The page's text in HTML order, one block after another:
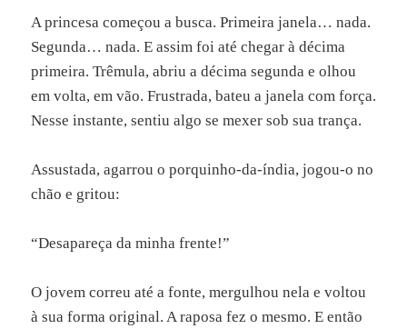
A princesa começou a busca. Primeira janela… nada.
Segunda… nada. E assim foi até chegar à décima
primeira. Trêmula, abriu a décima segunda e olhou
em volta, em vão. Frustrada, bateu a janela com força.
Nesse instante, sentiu algo se mexer sob sua trança.
Assustada, agarrou o porquinho-da-índia, jogou-o no
chão e gritou:
“Desapareça da minha frente!”
O jovem correu até a fonte, mergulhou nela e voltou
à sua forma original. A raposa fez o mesmo. E então